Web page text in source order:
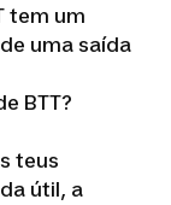
tem um
uma saída
BTT?
teus
útil, a